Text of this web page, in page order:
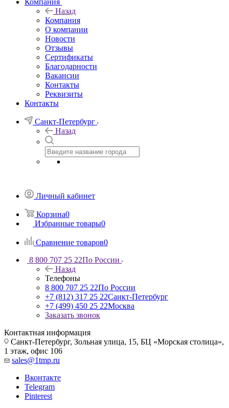
Компания
Назад
Компания
О компании
Новости
Отзывы
Сертификаты
Благодарности
Вакансии
Контакты
Реквизиты
Контакты
Санкт-Петербург
Назад
Личный кабинет
Корзина0
Избранные товары0
Сравнение товаров0
8 800 707 25 22По России
Назад
Телефоны
8 800 707 25 22По России
+7 (812) 317 25 22Санкт-Петербург
+7 (499) 450 25 22Москва
Заказать звонок
Контактная информация
Санкт-Петербург, Зольная улица, 15, БЦ «Морская столица»,
1 этаж, офис 106
sales@1tmp.ru
Вконтакте
Telegram
Pinterest